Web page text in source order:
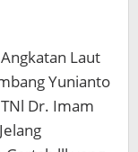
Laut
Yunianto
Dr. Imam